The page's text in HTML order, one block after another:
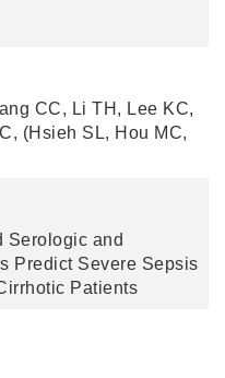
CC, Li TH, Lee KC,
(Hsieh SL, Hou MC,
Serologic and
Predict Severe Sepsis
Patients